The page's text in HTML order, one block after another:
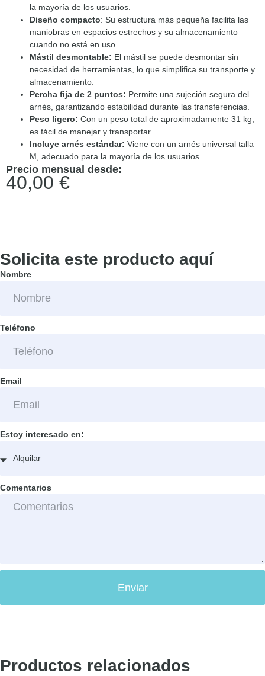
la mayoría de los usuarios. ​
Diseño compacto: Su estructura más pequeña facilita las
maniobras en espacios estrechos y su almacenamiento
cuando no está en uso. ​
Mástil desmontable: El mástil se puede desmontar sin
necesidad de herramientas, lo que simplifica su transporte y
almacenamiento. ​
Percha fija de 2 puntos: Permite una sujeción segura del
arnés, garantizando estabilidad durante las transferencias.​
Peso ligero: Con un peso total de aproximadamente 31 kg,
es fácil de manejar y transportar. ​
Incluye arnés estándar: Viene con un arnés universal talla
M, adecuado para la mayoría de los usuarios.​
Precio mensual desde:
40,00 €
Solicita este producto aquí
Nombre
Teléfono
Email
Estoy interesado en:
Comentarios
Enviar
Productos relacionados